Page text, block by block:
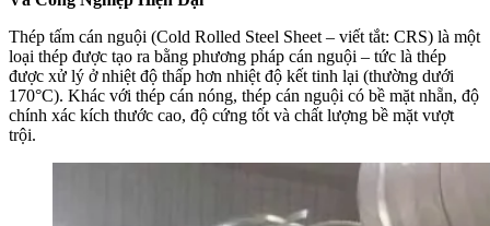
Thép tấm cán nguội (Cold Rolled Steel Sheet – viết tắt: CRS) là một
loại thép được tạo ra bằng phương pháp cán nguội – tức là thép
được xử lý ở nhiệt độ thấp hơn nhiệt độ kết tinh lại (thường dưới
170°C). Khác với thép cán nóng, thép cán nguội có bề mặt nhẵn, độ
chính xác kích thước cao, độ cứng tốt và chất lượng bề mặt vượt
trội.